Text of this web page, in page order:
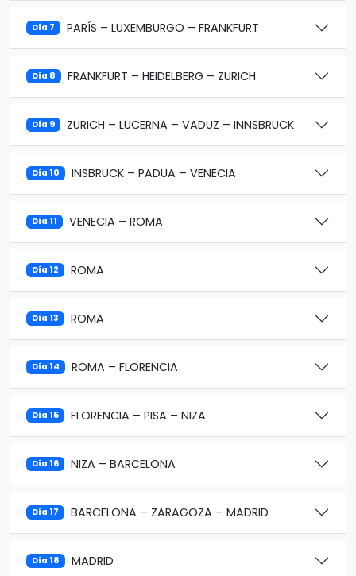
Día 7 PARÍS – LUXEMBURGO – FRANKFURT
Día 8 FRANKFURT – HEIDELBERG – ZURICH
Día 9 ZURICH – LUCERNA – VADUZ – INNSBRUCK
Día 10 INSBRUCK – PADUA – VENECIA
Día 11 VENECIA – ROMA
Día 12 ROMA
Día 13 ROMA
Día 14 ROMA – FLORENCIA
Día 15 FLORENCIA – PISA – NIZA
Día 16 NIZA – BARCELONA
Día 17 BARCELONA – ZARAGOZA – MADRID
Día 18 MADRID